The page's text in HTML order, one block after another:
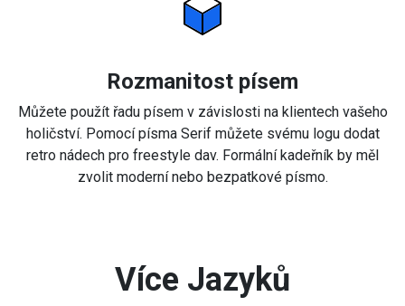
Rozmanitost písem
Můžete použít řadu písem v závislosti na klientech vašeho
holičství. Pomocí písma Serif můžete svému logu dodat
retro nádech pro freestyle dav. Formální kadeřník by měl
zvolit moderní nebo bezpatkové písmo.
Více Jazyků